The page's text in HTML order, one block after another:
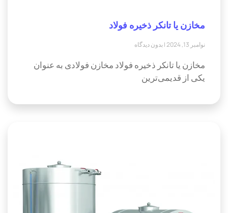
مخازن یا تانکر ذخیره فولاد
نوامبر 13, 2024 بدون دیدگاه
مخازن یا تانکر ذخیره فولاد مخازن فولادی به عنوان
یکی از قدیمی‌ترین